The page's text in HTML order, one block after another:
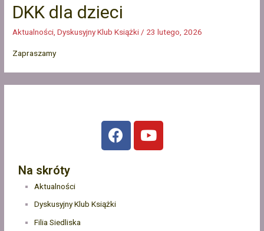
DKK dla dzieci
Aktualności ,Dyskusyjny Klub Książki / 23 lutego, 2026
Zapraszamy
Na skróty
Aktualności
Dyskusyjny Klub Książki
Filia Siedliska